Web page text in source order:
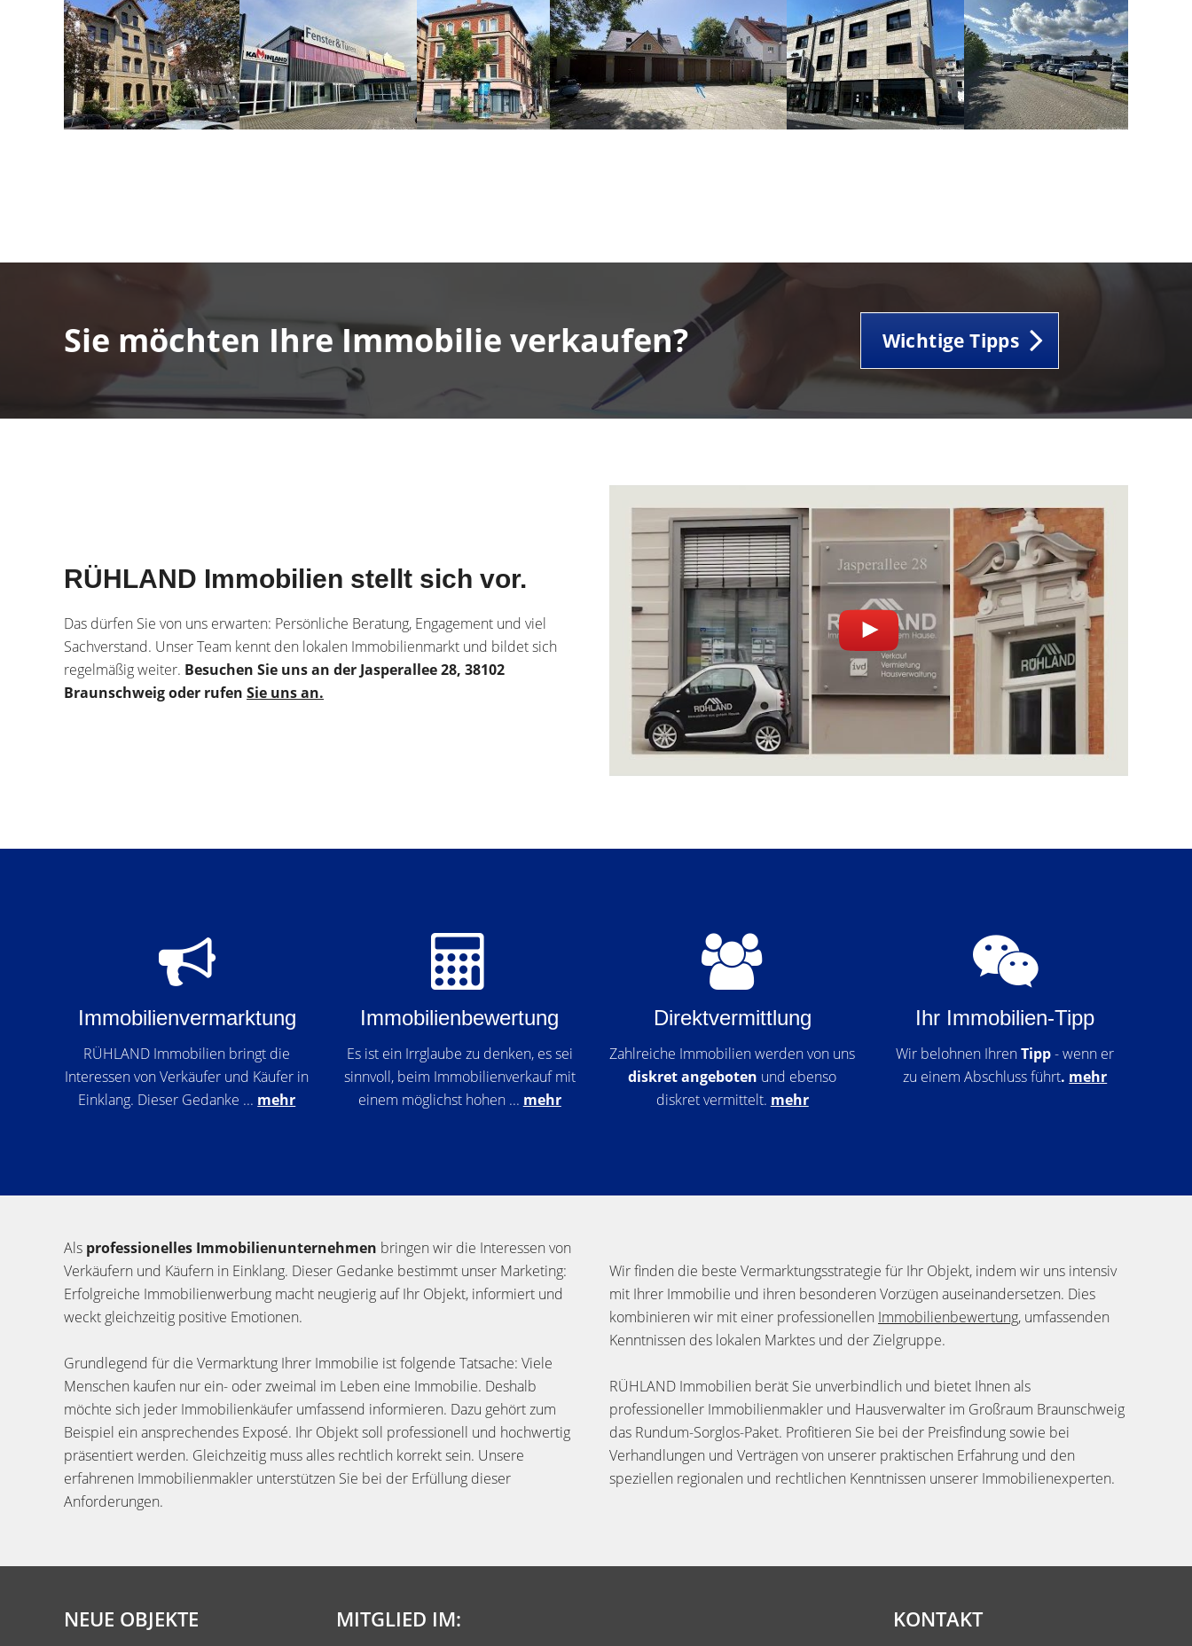
Sie möchten Ihre Immobilie verkaufen? Wichtige Tipps
RÜHLAND Immobilien stellt sich vor.
Das dürfen Sie von uns erwarten: Persönliche Beratung, Engagement und viel
Sachverstand. Unser Team kennt den lokalen Immobilienmarkt und bildet sich
regelmäßig weiter. Besuchen Sie uns an der Jasperallee 28, 38102
Braunschweig oder rufen Sie uns an.
Immobilienvermarktung
RÜHLAND Immobilien bringt die
Interessen von Verkäufer und Käufer in
Einklang. Dieser Gedanke ... mehr
Immobilienbewertung
Es ist ein Irrglaube zu denken, es sei
sinnvoll, beim Immobilienverkauf mit
einem möglichst hohen ... mehr
Direktvermittlung
Zahlreiche Immobilien werden von uns
diskret angeboten und ebenso
diskret vermittelt. mehr
Ihr Immobilien-Tipp
Wir belohnen IhrenTipp- wenn er
zu einem Abschluss führt. mehr
Als professionelles Immobilienunternehmen bringen wir die Interessen von
Verkäufern und Käufern in Einklang. Dieser Gedanke bestimmt unser Marketing:
Erfolgreiche Immobilienwerbung macht neugierig auf Ihr Objekt, informiert und
weckt gleichzeitig positive Emotionen.
Grundlegend für die Vermarktung Ihrer Immobilie ist folgende Tatsache: Viele
Menschen kaufen nur ein- oder zweimal im Leben eine Immobilie. Deshalb
möchte sich jeder Immobilienkäufer umfassend informieren. Dazu gehört zum
Beispiel ein ansprechendes Exposé. Ihr Objekt soll professionell und hochwertig
präsentiert werden. Gleichzeitig muss alles rechtlich korrekt sein. Unsere
erfahrenen Immobilienmakler unterstützen Sie bei der Erfüllung dieser
Anforderungen.
Wir finden die beste Vermarktungsstrategie für Ihr Objekt, indem wir uns intensiv
mit Ihrer Immobilie und ihren besonderen Vorzügen auseinandersetzen. Dies
kombinieren wir mit einer professionellen Immobilienbewertung, umfassenden
Kenntnissen des lokalen Marktes und der Zielgruppe.
RÜHLAND Immobilien berät Sie unverbindlich und bietet Ihnen als
professioneller Immobilienmakler und Hausverwalter im Großraum Braunschweig
das Rundum-Sorglos-Paket. Profitieren Sie bei der Preisfindung sowie bei
Verhandlungen und Verträgen von unserer praktischen Erfahrung und den
speziellen regionalen und rechtlichen Kenntnissen unserer Immobilienexperten.
NEUE OBJEKTE MITGLIED IM: KONTAKT